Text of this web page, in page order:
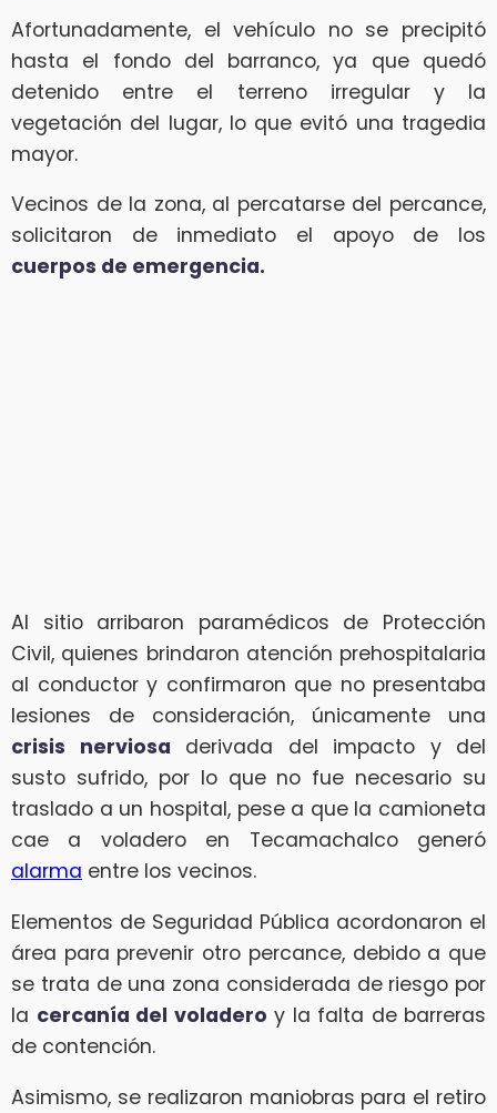
Afortunadamente, el vehículo no se precipitó
hasta el fondo del barranco, ya que quedó
detenido entre el terreno irregular y la
vegetación del lugar, lo que evitó una tragedia
mayor.
Vecinos de la zona, al percatarse del percance,
solicitaron de inmediato el apoyo de los
cuerpos de emergencia.
Al sitio arribaron paramédicos de Protección
Civil, quienes brindaron atención prehospitalaria
al conductor y confirmaron que no presentaba
lesiones de consideración, únicamente una
crisis nerviosa derivada del impacto y del
susto sufrido, por lo que no fue necesario su
traslado a un hospital, pese a que la camioneta
cae a voladero en Tecamachalco generó
alarma entre los vecinos.
Elementos de Seguridad Pública acordonaron el
área para prevenir otro percance, debido a que
se trata de una zona considerada de riesgo por
la cercanía del voladero y la falta de barreras
de contención.
Asimismo, se realizaron maniobras para el retiro